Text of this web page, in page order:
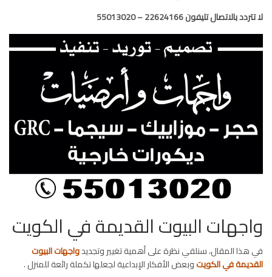
لا تتردد بالاتصال تليفون 22624166 – 55013020
واجهات البيوت القديمة في الكويت
في هذا المقال، سنلقي نظرة على أهمية تغيير وتجديدواجهات البيوت
القديمة في الكويتوبعض الأفكار الإبداعية لجعلها تكملة رائعة للمنزل .